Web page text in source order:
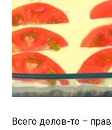
Всего делов-то –